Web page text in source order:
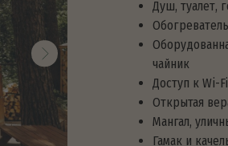
Мангал, уличный стол
Гамак и качель
У веранды домика
(оплачивается дополнительно)
Смотреть свободные
от 5400 ₽